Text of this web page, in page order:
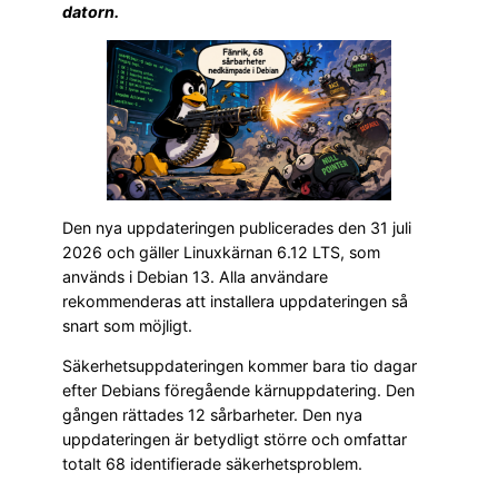
datorn.
Den nya uppdateringen publicerades den 31 juli
2026 och gäller Linuxkärnan 6.12 LTS, som
används i Debian 13. Alla användare
rekommenderas att installera uppdateringen så
snart som möjligt.
Säkerhetsuppdateringen kommer bara tio dagar
efter Debians föregående kärnuppdatering. Den
gången rättades 12 sårbarheter. Den nya
uppdateringen är betydligt större och omfattar
totalt 68 identifierade säkerhetsproblem.